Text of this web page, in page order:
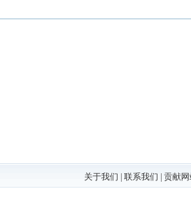
关于我们 联系我们 贡献